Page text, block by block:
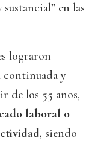
en las
lograron
continuada y
de los 55 años,
laboral o
siendo